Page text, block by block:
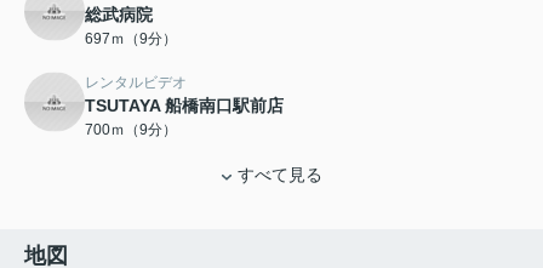
総武病院
697ｍ（9分）
レンタルビデオ
TSUTAYA 船橋南口駅前店
700ｍ（9分）
すべて見る
地図